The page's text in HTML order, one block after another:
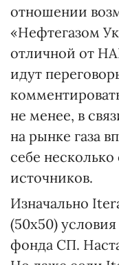
отношении
«Нефтегазом
отличной от
идут
не менее, в
на рынке газа
себе несколько
источников.
Изначально
(50х50)
фонда СП.